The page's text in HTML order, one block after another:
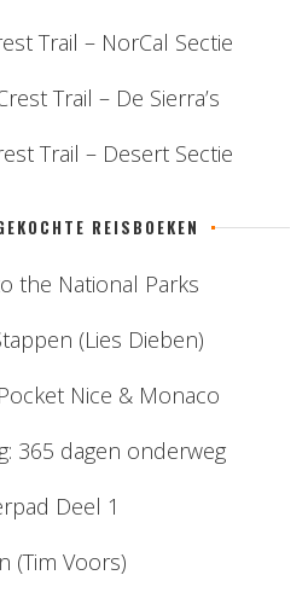
Trail – NorCal Sectie
Trail – De Sierra’s
Trail – Desert Sectie
REISBOEKEN
the National Parks
(Lies Dieben)
Nice & Monaco
365 dagen onderweg
Deel 1
(Tim Voors)